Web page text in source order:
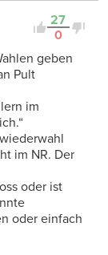
27
0
geben
Pult
im
im NR. Der
oder ist
oder einfach